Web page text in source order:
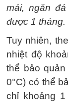
mái, ngăn
được 1 tháng.
Tuy nhiên,
nhiệt độ
thể bảo
0°C) có thể
chỉ khoảng